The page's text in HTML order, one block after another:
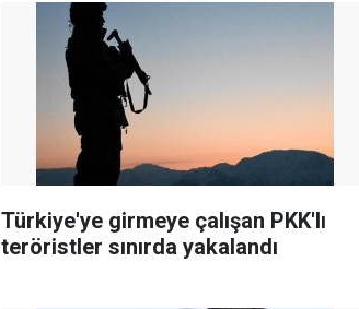
Türkiye'ye girmeye çalışan PKK'lı
teröristler sınırda yakalandı